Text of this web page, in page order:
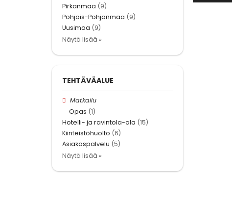
Pirkanmaa (9)
Pohjois-Pohjanmaa (9)
Uusimaa (9)
Näytä lisää »
TEHTÄVÄALUE
Matkailu
Opas (1)
Hotelli- ja ravintola-ala (15)
Kiinteistöhuolto (6)
Asiakaspalvelu (5)
Näytä lisää »